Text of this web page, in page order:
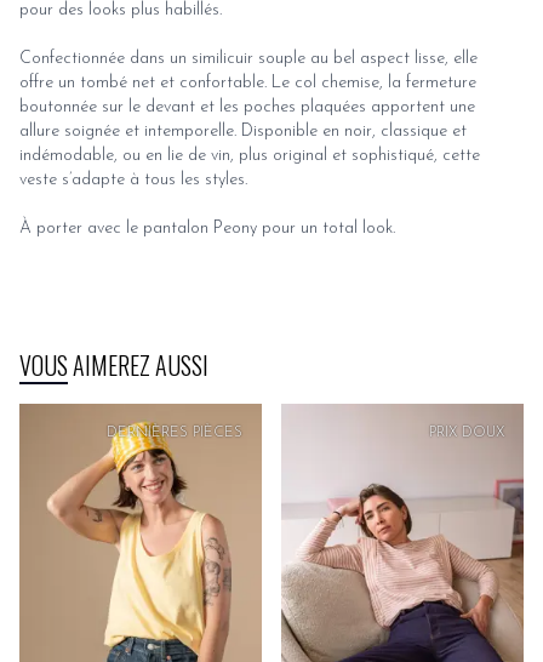
pour des looks plus habillés.
Confectionnée dans un similicuir souple au bel aspect lisse, elle
offre un tombé net et confortable. Le col chemise, la fermeture
boutonnée sur le devant et les poches plaquées apportent une
allure soignée et intemporelle. Disponible en noir, classique et
indémodable, ou en lie de vin, plus original et sophistiqué, cette
veste s’adapte à tous les styles.
À porter avec le pantalon Peony pour un total look.
VOUS AIMEREZ AUSSI
DERNIÈRES PIÈCES PRIX DOUX